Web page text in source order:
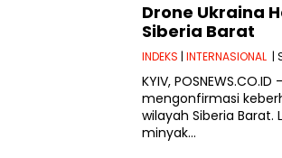
Drone Ukraina
Siberia Barat
INDEKS | INTERNASIONAL |
KYIV,
mengonfirmasi
wilayah Siberia
minyak…